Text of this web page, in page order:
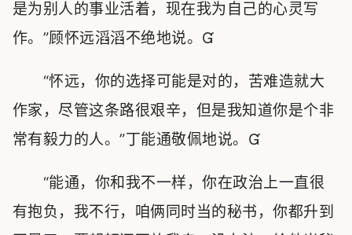
是为别人的事业活着，现在我为自己的心灵写
作。”顾怀远滔滔不绝地说。
“怀远，你的选择可能是对的，苦难造就大
作家，尽管这条路很艰辛，但是我知道你是个非
常有毅力的人。”丁能通敬佩地说。
“能通，你和我不一样，你在政治上一直很
有抱负，我不行，咱俩同时当的秘书，你都升到